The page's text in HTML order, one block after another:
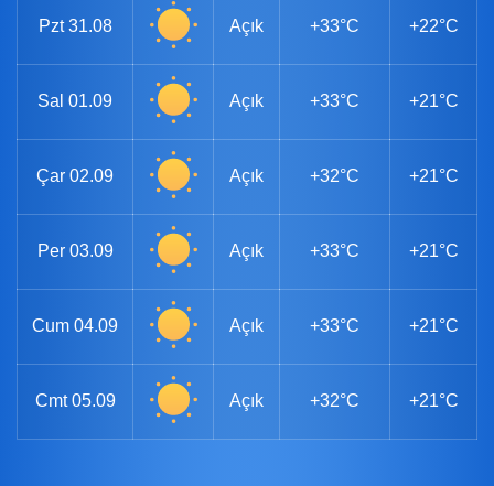
Pzt 31.08 Açık +33°C +22°C
Sal 01.09 Açık +33°C +21°C
Çar 02.09 Açık +32°C +21°C
Per 03.09 Açık +33°C +21°C
Cum 04.09 Açık +33°C +21°C
Cmt 05.09 Açık +32°C +21°C